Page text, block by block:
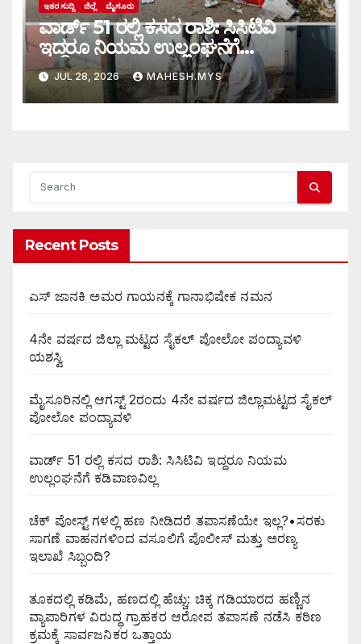
ಇತರ ಸುದ್ದಿ ಜಿಲ್ಲೆ ಮೈಸೂರು
ವಾರ್ಡ್ 51 ರಲ್ಲಿ ಕಸದ ರಾಶಿ: ಸಿಸಿಟಿವಿ
ಇದ್ದರೂ ನಿಯಮ ಉಲ್ಲಂಘನೆಗೆ
ಕಡಿವಾಣವಿಲ್ಲ
JUL 28, 2026 MAHESH.MYS
Recent Posts
ಎಸ್ ಜಾನಕಿ ಅಮರ ಗಾಯನಕ್ಕೆ ಗಾನಾಭಿಷೇಕ ನಮನ
4ನೇ ವರ್ಷದ ಜಿಲ್ಲಾ ಮಟ್ಟದ ಸೈಕಲ್ ಪೋಲೋ ಪಂದ್ಯಾವಳಿ
ಯಶಸ್ವಿ
ಮೈಸೂರಿನಲ್ಲಿ ಆಗಸ್ಟ್‌ 2ರಂದು 4ನೇ ವರ್ಷದ ಜಿಲ್ಲಾಮಟ್ಟದ ಸೈಕಲ್
ಪೋಲೋ ಪಂದ್ಯಾವಳಿ
ವಾರ್ಡ್ 51 ರಲ್ಲಿ ಕಸದ ರಾಶಿ: ಸಿಸಿಟಿವಿ ಇದ್ದರೂ ನಿಯಮ
ಉಲ್ಲಂಘನೆಗೆ ಕಡಿವಾಣವಿಲ್ಲ
ಚೆಕ್ ಪೋಸ್ಟ್ ಗಳಲ್ಲಿ ಹಣ ನೀಡಿದರೆ ತಪಾಸಣೆಯೇ ಇಲ್ಲ?•ಸರಕು
ಸಾಗಣೆ ವಾಹನಗಳಿಂದ ವಸೂಲಿಗೆ ಪೊಲೀಸ್ ಮತ್ತು ಅರಣ್ಯ
ಇಲಾಖೆ ಸಿಬ್ಬಂದಿ?
ತೂಕದಲ್ಲಿ ಕಡಿಮೆ, ಹಣದಲ್ಲಿ ಹೆಚ್ಚು: ಚಿಕ್ಕ ಗಡಿಯಾರದ ಹಣ್ಣಿನ
ವ್ಯಾಪಾರಿಗಳ ವಿರುದ್ಧ ಗ್ರಾಹಕರ ಆರೋಪ ತಪಾಸಣೆ ನಡೆಸಿ ಕಠಿಣ
ಕ್ರಮಕ್ಕೆ ಸಾರ್ವಜನಿಕರ ಒತ್ತಾಯ